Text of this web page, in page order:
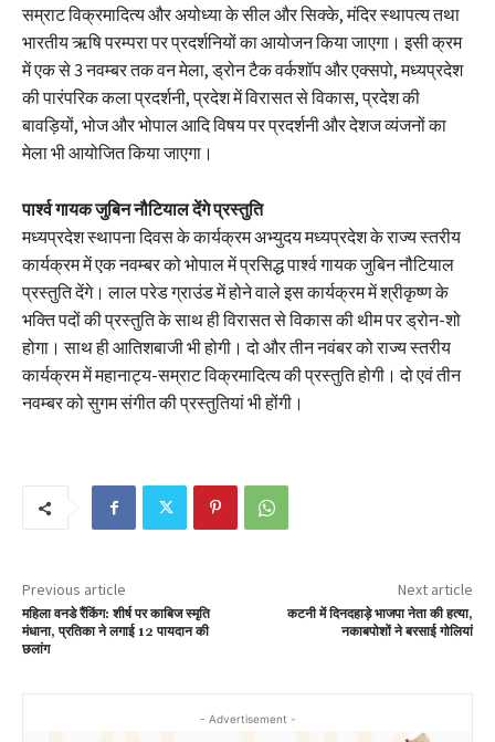
सम्राट विक्रमादित्य और अयोध्या के सील और सिक्के, मंदिर स्थापत्य तथा
भारतीय ऋषि परम्परा पर प्रदर्शनियों का आयोजन किया जाएगा। इसी क्रम
में एक से 3 नवम्बर तक वन मेला, ड्रोन टैक वर्कशॉप और एक्सपो, मध्यप्रदेश
की पारंपरिक कला प्रदर्शनी, प्रदेश में विरासत से विकास, प्रदेश की
बावड़ियों, भोज और भोपाल आदि विषय पर प्रदर्शनी और देशज व्यंजनों का
मेला भी आयोजित किया जाएगा।
पार्श्व गायक जुबिन नौटियाल देंगे प्रस्तुति
मध्यप्रदेश स्थापना दिवस के कार्यक्रम अभ्युदय मध्यप्रदेश के राज्य स्तरीय
कार्यक्रम में एक नवम्बर को भोपाल में प्रसिद्ध पार्श्व गायक जुबिन नौटियाल
प्रस्तुति देंगे। लाल परेड ग्राउंड में होने वाले इस कार्यक्रम में श्रीकृष्ण के
भक्ति पदों की प्रस्तुति के साथ ही विरासत से विकास की थीम पर ड्रोन-शो
होगा। साथ ही आतिशबाजी भी होगी। दो और तीन नवंबर को राज्य स्तरीय
कार्यक्रम में महानाट्य-सम्राट विक्रमादित्य की प्रस्तुति होगी। दो एवं तीन
नवम्बर को सुगम संगीत की प्रस्तुतियां भी होंगी।
Previous article
महिला वनडे रैंकिंग: शीर्ष पर काबिज स्मृति
मंधाना, प्रतिका ने लगाई 12 पायदान की
छलांग
Next article
कटनी में दिनदहाड़े भाजपा नेता की हत्या,
नकाबपोशों ने बरसाई गोलियां
- Advertisement -